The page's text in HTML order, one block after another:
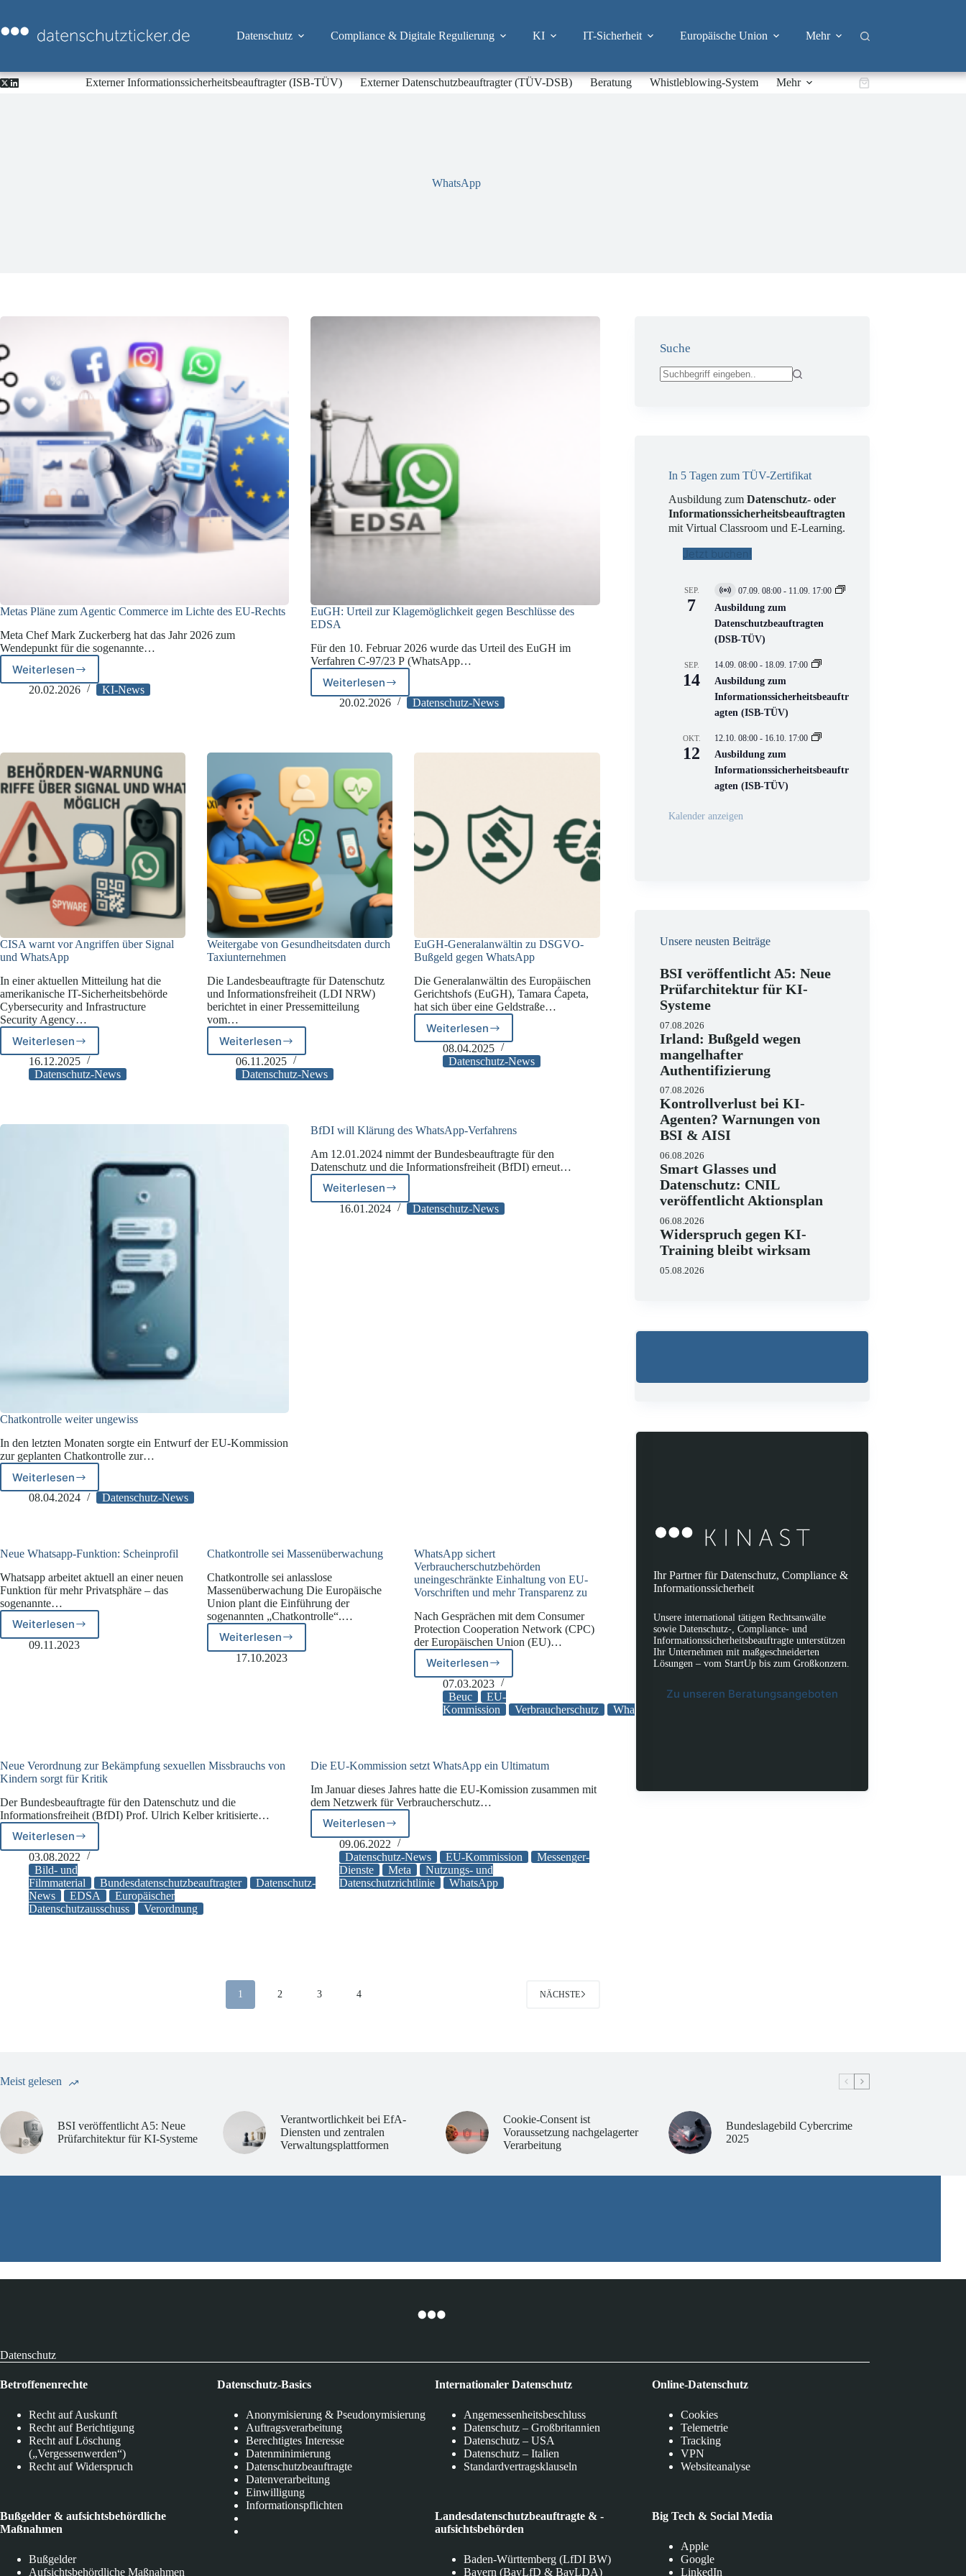
springen
Datenschutz Compliance & Digitale Regulierung KI IT-Sicherheit Europäische Union Mehr
Externer Informationssicherheitsbeauftragter (ISB-TÜV) Externer Datenschutzbeauftragter (TÜV-DSB) Beratung Whistleblowing-System Mehr Warenkorb
WhatsApp
Metas Pläne zum Agentic Commerce im Lichte des EU-Rechts
Meta Chef Mark Zuckerberg hat das Jahr 2026 zum
Wendepunkt für die sogenannte…
Weiterlesen
Metas
Pläne
Lichte
des
EU-
Rechts
20.02.2026 KI-News
EuGH: Urteil zur Klagemöglichkeit gegen Beschlüsse des
EDSA
Für den 10. Februar 2026 wurde das Urteil des EuGH im
Verfahren C-97/23 P (WhatsApp…
Weiterlesen
EuGH:
Urteil
Beschlüsse
des
EDSA
20.02.2026 Datenschutz-News
CISA warnt vor Angriffen über Signal
und WhatsApp
In einer aktuellen Mitteilung hat die
amerikanische IT-Sicherheitsbehörde
Cybersecurity and Infrastructure
Security Agency…
Weiterlesen
CISA
warnt
vor
und
16.12.2025
Datenschutz-News
Weitergabe von Gesundheitsdaten durch
Taxiunternehmen
Die Landesbeauftragte für Datenschutz
und Informationsfreiheit (LDI NRW)
berichtet in einer Pressemitteilung
vom…
WeiterlesenWeitergabe
von
Gesundheitsdaten
06.11.2025
Datenschutz-News
EuGH-Generalanwältin zu DSGVO-
Bußgeld gegen WhatsApp
Die Generalanwältin des Europäischen
Gerichtshofs (EuGH), Tamara Ćapeta,
hat sich über eine Geldstraße…
Weiterlesen
EuGH-
Generalanwältin
zu
08.04.2025
Datenschutz-News
Chatkontrolle weiter ungewiss
In den letzten Monaten sorgte ein Entwurf der EU-Kommission
zur geplanten Chatkontrolle zur…
WeiterlesenChatkontrolle
weiter
08.04.2024 Datenschutz-News
BfDI will Klärung des WhatsApp-Verfahrens
Am 12.01.2024 nimmt der Bundesbeauftragte für den
Datenschutz und die Informationsfreiheit (BfDI) erneut…
Weiterlesen
BfDI
will
16.01.2024 Datenschutz-News
Neue Whatsapp-Funktion: Scheinprofil
Whatsapp arbeitet aktuell an einer neuen
Funktion für mehr Privatsphäre – das
sogenannte…
Weiterlesen
Neue
Whatsapp-
09.11.2023
Chatkontrolle sei Massenüberwachung
Chatkontrolle sei anlasslose
Massenüberwachung Die Europäische
Union plant die Einführung der
sogenannten „Chatkontrolle“.…
WeiterlesenChatkontrolle
sei
17.10.2023
WhatsApp sichert
Verbraucherschutzbehörden
uneingeschränkte Einhaltung von EU-
Vorschriften und mehr Transparenz zu
Nach Gesprächen mit dem Consumer
Protection Cooperation Network (CPC)
der Europäischen Union (EU)…
WeiterlesenWhatsApp
sichert
Verbraucherschutzbehörden
uneingeschränkte
Vorschriften
mehr
Transparenz
07.03.2023
Beuc
EU-
Kommission
Verbraucherschutz WhatsApp
Neue Verordnung zur Bekämpfung sexuellen Missbrauchs von
Kindern sorgt für Kritik
Der Bundesbeauftragte für den Datenschutz und die
Informationsfreiheit (BfDI) Prof. Ulrich Kelber kritisierte…
Weiterlesen
Neue
Verordnung
zur
Bekämpfung
sexuellen
Missbrauchs
03.08.2022
Bild- und
Filmmaterial
Bundesdatenschutzbeauftragter
Datenschutz-
News
EDSA
Europäischer
Datenschutzausschuss
Verordnung
Die EU-Kommission setzt WhatsApp ein Ultimatum
Im Januar dieses Jahres hatte die EU-Komission zusammen mit
dem Netzwerk für Verbraucherschutz…
Weiterlesen
Die
EU-
Kommission
setzt
WhatsApp
09.06.2022
Datenschutz-News
EU-Kommission
Messenger-
Dienste
Meta
Nutzungs- und
Datenschutzrichtlinie
WhatsApp
1 2 3 4 NÄCHSTE
Suche
In 5 Tagen zum TÜV-Zertifikat
Ausbildung zumDatenschutz- oder
Informationssicherheitsbeauftragten
mit Virtual Classroom und E-Learning.
Jetzt buchen!
SEP.
7
V
i
t
u
l
V
e
r
n
s
t
a
t
n
07.09. 08:00 - 11.09. 17:00
Ausbildung zum
Datenschutzbeauftragten
(DSB-TÜV)
SEP.
14
14.09. 08:00 - 18.09. 17:00
Ausbildung zum
Informationssicherheitsbeauftr
agten (ISB-TÜV)
OKT.
12
12.10. 08:00 - 16.10. 17:00
Ausbildung zum
Informationssicherheitsbeauftr
agten (ISB-TÜV)
Kalender anzeigen
Unsere neusten Beiträge
BSI veröffentlicht A5: Neue
Prüfarchitektur für KI-
Systeme
07.08.2026
Irland: Bußgeld wegen
mangelhafter
Authentifizierung
07.08.2026
Kontrollverlust bei KI-
Agenten? Warnungen von
BSI & AISI
06.08.2026
Smart Glasses und
Datenschutz: CNIL
veröffentlicht Aktionsplan
06.08.2026
Widerspruch gegen KI-
Training bleibt wirksam
05.08.2026
Ihr Partner für Datenschutz, Compliance &
Informationssicherheit
Unsere international tätigen Rechtsanwälte
sowie Datenschutz-, Compliance- und
Informationssicherheitsbeauftragte unterstützen
Ihr Unternehmen mit maßgeschneiderten
Lösungen – vom StartUp bis zum Großkonzern.
Zu unseren Beratungsangeboten
Meist gelesen
BSI veröffentlicht A5: Neue
Prüfarchitektur für KI-Systeme
Verantwortlichkeit bei EfA-
Diensten und zentralen
Verwaltungsplattformen
Cookie-Consent ist
Voraussetzung nachgelagerter
Verarbeitung
Bundeslagebild Cybercrime
2025
Datenschutz
Betroffenenrechte
Recht auf Auskunft
Recht auf Berichtigung
Recht auf Löschung
(„Vergessenwerden“)
Recht auf Widerspruch
Bußgelder & aufsichtsbehördliche
Maßnahmen
Bußgelder
Aufsichtsbehördliche Maßnahmen
Datenschutz-Basics
Anonymisierung & Pseudonymisierung
Auftragsverarbeitung
Berechtigtes Interesse
Datenminimierung
Datenschutzbeauftragte
Datenverarbeitung
Einwilligung
Informationspflichten
Internationaler Datenschutz
Angemessenheitsbeschluss
Datenschutz – Großbritannien
Datenschutz – USA
Datenschutz – Italien
Standardvertragsklauseln
Landesdatenschutzbeauftragte & -
aufsichtsbehörden
Baden-Württemberg (LfDI BW)
Bayern (BayLfD & BayLDA)
Online-Datenschutz
Cookies
Telemetrie
Tracking
VPN
Websiteanalyse
Big Tech & Social Media
Apple
Google
LinkedIn